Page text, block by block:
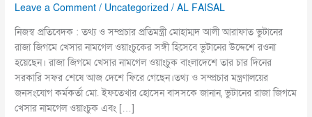
Leave a Comment / Uncategorized /AL FAISAL
নিজস্ব প্রতিবেদক : তথ্য ও সম্প্রচার প্রতিমন্ত্রী মোহাম্মদ আলী আরাফাত ভুটানের
রাজা জিগমে খেসার নামগেল ওয়াংচুকের সঙ্গী হিসেবে ভুটানের উদ্দেশে রওনা
হয়েছেন। রাজা জিগমে খেসার নামগেল ওয়াংচুক বাংলাদেশে তার চার দিনের
সরকারি সফর শেষে আজ দেশে ফিরে গেছেন।তথ্য ও সম্প্রচার মন্ত্রণালয়ের
জনসংযোগ কর্মকর্তা মো. ইফতেখার হোসেন বাসসকে জানান, ভুটানের রাজা জিগমে
খেসার নামগেল ওয়াংচুক এবং […]